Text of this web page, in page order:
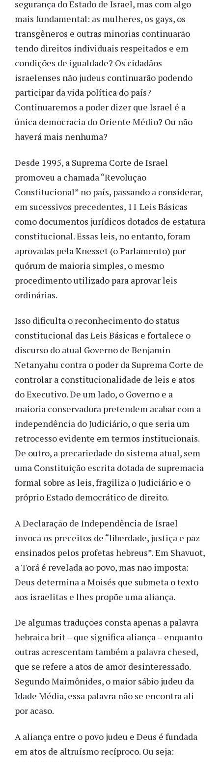
segurança do Estado de Israel, mas com algo
mais fundamental: as mulheres, os gays, os
transgêneros e outras minorias continuarão
tendo direitos individuais respeitados e em
condições de igualdade? Os cidadãos
israelenses não judeus continuarão podendo
participar da vida política do país?
Continuaremos a poder dizer que Israel é a
única democracia do Oriente Médio? Ou não
haverá mais nenhuma?
Desde 1995, a Suprema Corte de Israel
promoveu a chamada “Revolução
Constitucional” no país, passando a considerar,
em sucessivos precedentes, 11 Leis Básicas
como documentos jurídicos dotados de estatura
constitucional. Essas leis, no entanto, foram
aprovadas pela Knesset (o Parlamento) por
quórum de maioria simples, o mesmo
procedimento utilizado para aprovar leis
ordinárias.
Isso dificulta o reconhecimento do status
constitucional das Leis Básicas e fortalece o
discurso do atual Governo de Benjamin
Netanyahu contra o poder da Suprema Corte de
controlar a constitucionalidade de leis e atos
do Executivo. De um lado, o Governo e a
maioria conservadora pretendem acabar com a
independência do Judiciário, o que seria um
retrocesso evidente em termos institucionais.
De outro, a precariedade do sistema atual, sem
uma Constituição escrita dotada de supremacia
formal sobre as leis, fragiliza o Judiciário e o
próprio Estado democrático de direito.
A Declaração de Independência de Israel
invoca os preceitos de “liberdade, justiça e paz
ensinados pelos profetas hebreus”. Em Shavuot,
a Torá é revelada ao povo, mas não imposta:
Deus determina a Moisés que submeta o texto
aos israelitas e lhes propõe uma aliança.
De algumas traduções consta apenas a palavra
hebraica brit – que significa aliança – enquanto
outras acrescentam também a palavra chesed,
que se refere a atos de amor desinteressado.
Segundo Maimônides, o maior sábio judeu da
Idade Média, essa palavra não se encontra ali
por acaso.
A aliança entre o povo judeu e Deus é fundada
em atos de altruísmo recíproco. Ou seja: